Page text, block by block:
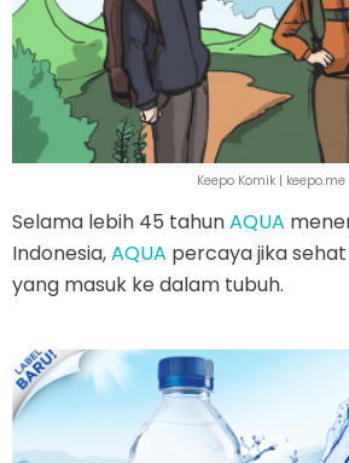
Keepo Komik | keepo.me
Selama lebih 45 tahunAQUA
Indonesia,AQUA percaya jika
yang masuk ke dalam tubuh.